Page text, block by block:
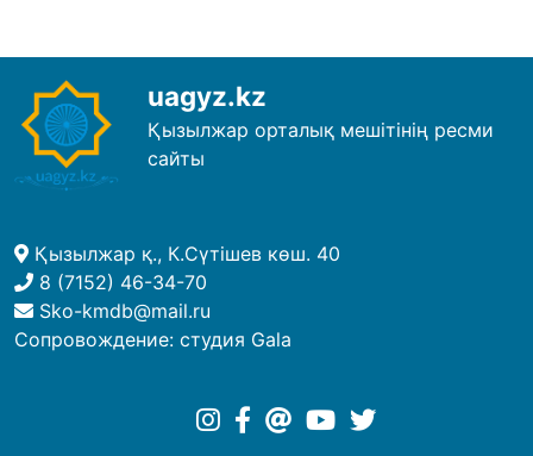
uagyz.kz
Қызылжар орталық мешітінің ресми
сайты
Қызылжар қ., К.Сүтішев көш. 40
8 (7152) 46-34-70
Sko-kmdb@mail.ru
Сопровождение: студия Gala